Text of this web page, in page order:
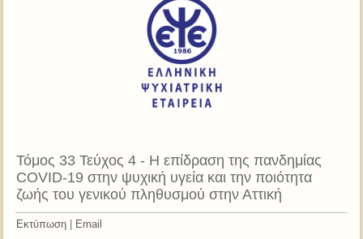
Τόμος 33 Τεύχος 4 - Η επίδραση της πανδημίας
COVID-19 στην ψυχική υγεία και την ποιότητα
ζωής του γενικού πληθυσμού στην Αττική
Εκτύπωση | Email